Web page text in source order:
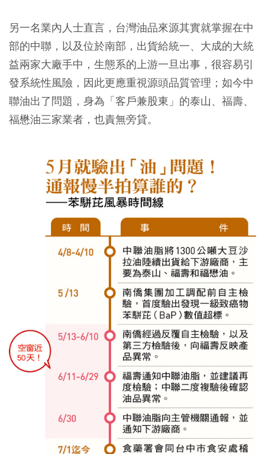
另一名業內人士直言，台灣油品來源其實就掌握在中
部的中聯，以及位於南部，出貨給統一、大成的大統
益兩家大廠手中，生態系的上游一旦出事，很容易引
發系統性風險，因此更應重視源頭品質管理；如今中
聯油出了問題，身為「客戶兼股東」的泰山、福壽、
福懋油三家業者，也責無旁貸。